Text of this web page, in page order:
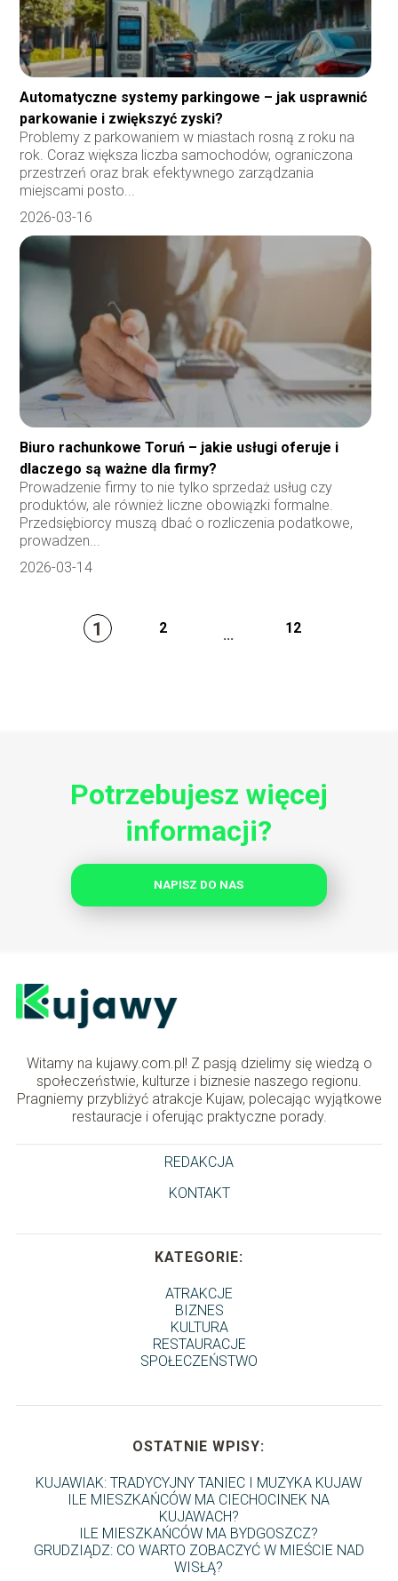
Automatyczne systemy parkingowe – jak usprawnić
parkowanie i zwiększyć zyski?
Problemy z parkowaniem w miastach rosną z roku na
rok. Coraz większa liczba samochodów, ograniczona
przestrzeń oraz brak efektywnego zarządzania
miejscami posto...
2026-03-16
Biuro rachunkowe Toruń – jakie usługi oferuje i
dlaczego są ważne dla firmy?
Prowadzenie firmy to nie tylko sprzedaż usług czy
produktów, ale również liczne obowiązki formalne.
Przedsiębiorcy muszą dbać o rozliczenia podatkowe,
prowadzen...
2026-03-14
1 2 ... 12
Potrzebujesz więcej
informacji?
NAPISZ DO NAS
Witamy na kujawy.com.pl! Z pasją dzielimy się wiedzą o
społeczeństwie, kulturze i biznesie naszego regionu.
Pragniemy przybliżyć atrakcje Kujaw, polecając wyjątkowe
restauracje i oferując praktyczne porady.
REDAKCJA
KONTAKT
KATEGORIE:
ATRAKCJE
BIZNES
KULTURA
RESTAURACJE
SPOŁECZEŃSTWO
OSTATNIE WPISY:
KUJAWIAK: TRADYCYJNY TANIEC I MUZYKA KUJAW
ILE MIESZKAŃCÓW MA CIECHOCINEK NA
KUJAWACH?
ILE MIESZKAŃCÓW MA BYDGOSZCZ?
GRUDZIĄDZ: CO WARTO ZOBACZYĆ W MIEŚCIE NAD
WISŁĄ?